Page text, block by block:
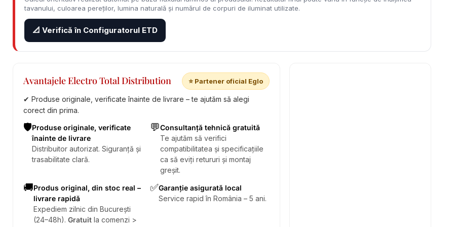
tavanului, culoarea pereților, lumina naturală și numărul de corpuri de iluminat utilizate.
📐 Verifică în Configuratorul ETD
Avantajele Electro Total Distribution ⭐ Partener oficial Eglo
✔ Produse originale, verificate înainte de livrare – te ajutăm să alegi
corect din prima.
🛡️Produse originale, verificate
înainte de livrare
Distribuitor autorizat. Siguranță și
trasabilitate clară.
💬Consultanță tehnică gratuită
Te ajutăm să verifici
compatibilitatea și specificațiile
ca să eviți retururi și montaj
greșit.
🚚Produs original, din stoc real –
livrare rapidă
Expediem zilnic din București
(24–48h). Gratuit la comenzi >
✅Garanție asigurată local
Service rapid în România – 5 ani.